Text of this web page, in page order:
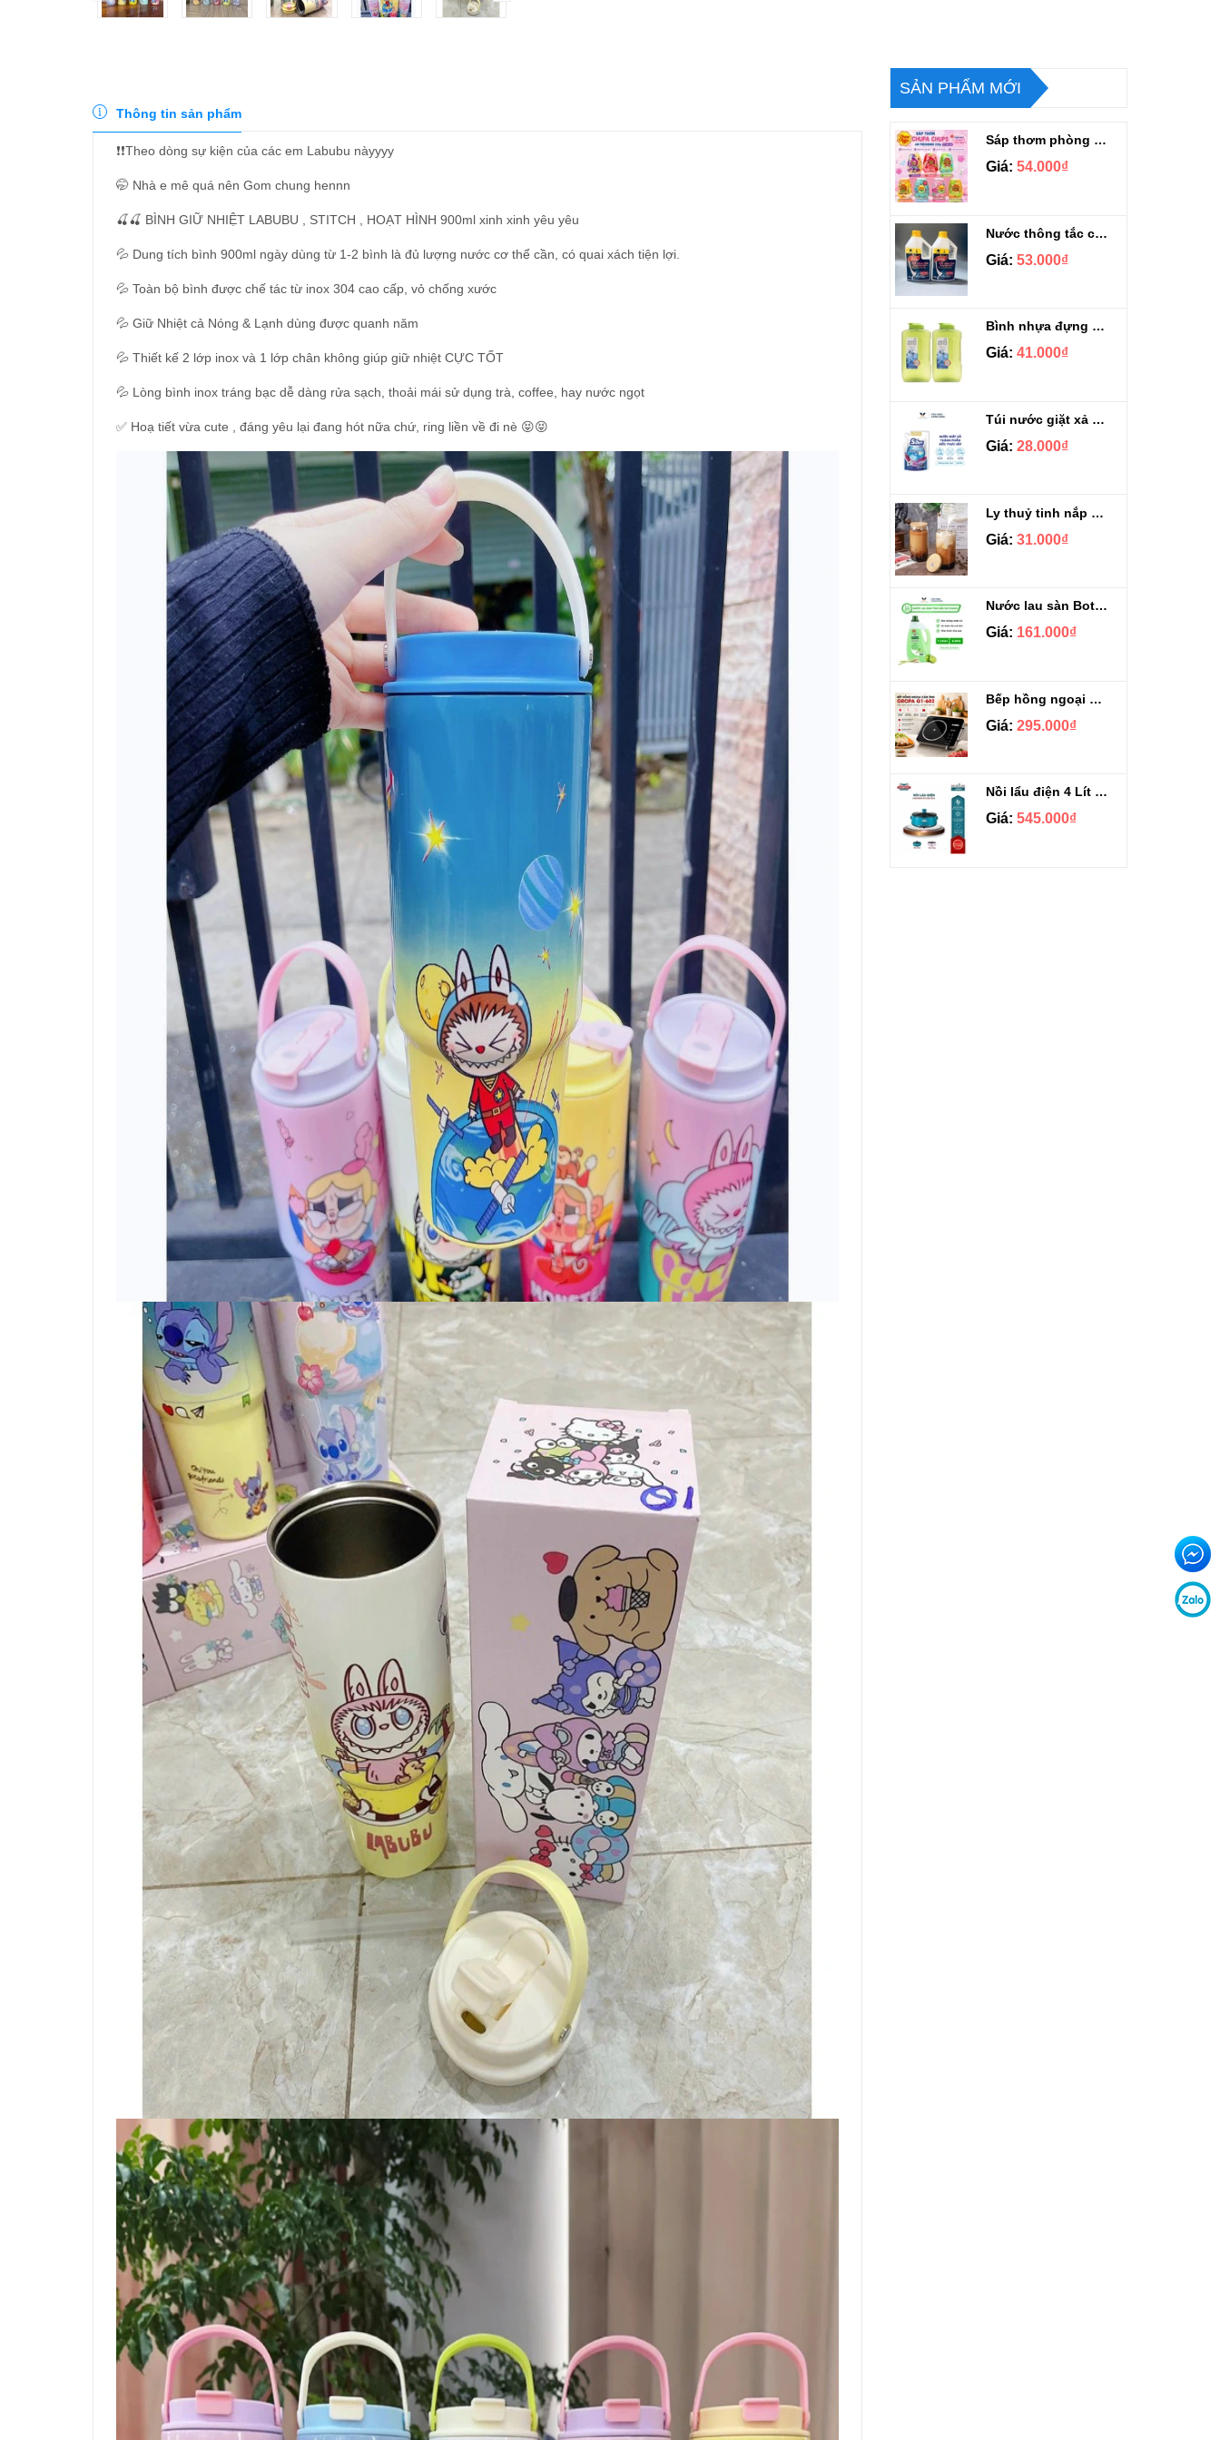
Thông tin sản phẩm
❗️❗️Theo dòng sự kiện của các em Labubu nàyyyy
🤭 Nhà e mê quá nên Gom chung hennn
🍒🍒 BÌNH GIỮ NHIỆT LABUBU , STITCH , HOẠT HÌNH 900ml xinh xinh yêu yêu
💦 Dung tích bình 900ml ngày dùng từ 1-2 bình là đủ lượng nước cơ thể cần, có quai xách tiện lợi.
💦 Toàn bộ bình được chế tác từ inox 304 cao cấp, vỏ chống xước
💦 Giữ Nhiệt cả Nóng & Lạnh dùng được quanh năm
💦 Thiết kế 2 lớp inox và 1 lớp chân không giúp giữ nhiệt CỰC TỐT
💦 Lòng bình inox tráng bạc dễ dàng rửa sạch, thoải mái sử dụng trà, coffee, hay nước ngọt
✅ Hoạ tiết vừa cute , đáng yêu lại đang hót nữa chứ, ring liền về đi nè 😝😝
SẢN PHẨM MỚI
Sáp thơm phòng Chupa Chups Thái Lan 230g
Giá: 54.000₫
Nước thông tắc cầu cống siêu mạnh Sifa 1.4kg
Giá: 53.000₫
Bình nhựa đựng nước Aqua Lock&Lock 2.1L
Giá: 41.000₫
Túi nước giặt xả Sizen hương nước hoa 500 ml
Giá: 28.000₫
Ly thuỷ tinh nắp gỗ kèm ống hút chịu nhiệt 500ml
Giá: 31.000₫
Nước lau sàn Botany tinh dầu sả chanh chai 3.9kg
Giá: 161.000₫
Bếp hồng ngoại cảm ứng Gropa G1-602
Giá: 295.000₫
Nồi lẩu điện 4 Lít Ladomax HA-238
Giá: 545.000₫